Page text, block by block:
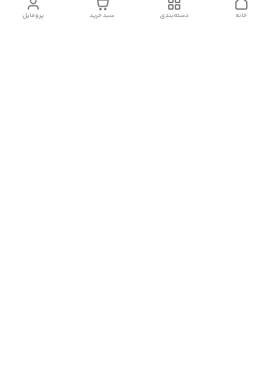
پروفایل سبد خرید دسته‌بندی خانه